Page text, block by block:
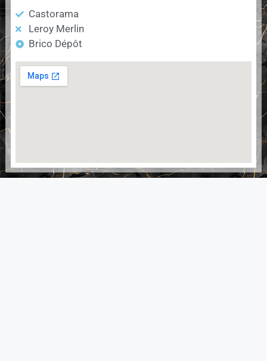
Castorama
Leroy Merlin
Brico Dépôt